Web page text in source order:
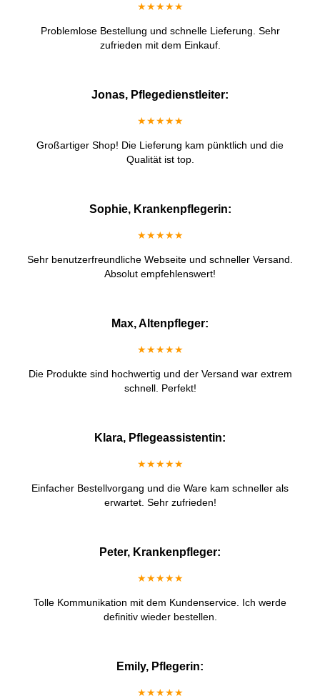
★★★★★
Problemlose Bestellung und schnelle Lieferung. Sehr
zufrieden mit dem Einkauf.
Jonas, Pflegedienstleiter:
★★★★★
Großartiger Shop! Die Lieferung kam pünktlich und die
Qualität ist top.
Sophie, Krankenpflegerin:
★★★★★
Sehr benutzerfreundliche Webseite und schneller Versand.
Absolut empfehlenswert!
Max, Altenpfleger:
★★★★★
Die Produkte sind hochwertig und der Versand war extrem
schnell. Perfekt!
Klara, Pflegeassistentin:
★★★★★
Einfacher Bestellvorgang und die Ware kam schneller als
erwartet. Sehr zufrieden!
Peter, Krankenpfleger:
★★★★★
Tolle Kommunikation mit dem Kundenservice. Ich werde
definitiv wieder bestellen.
Emily, Pflegerin:
★★★★★